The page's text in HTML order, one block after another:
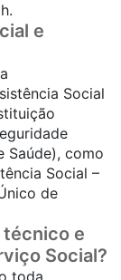
e
Social
Saúde), como
Social –
de
técnico e
Social?
toda